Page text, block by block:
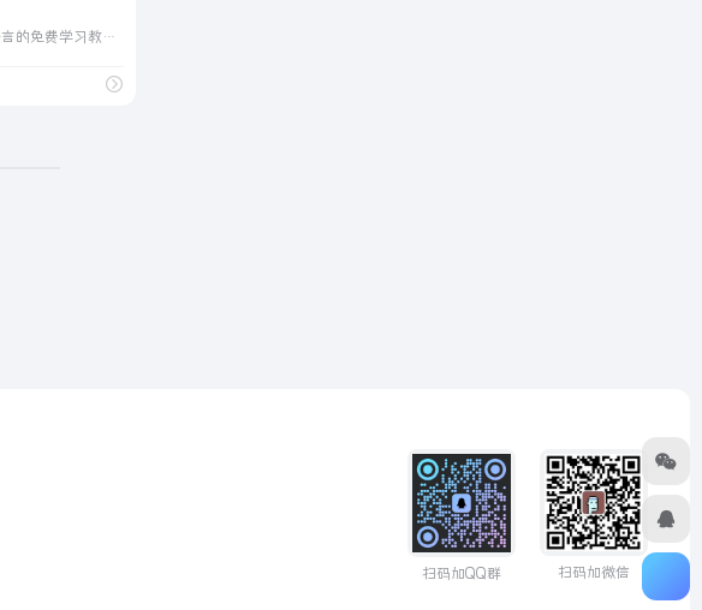
w3schools 在线教程提供主要网络编程语言的免费学习教程,参考资料和实例练习。涵盖HTML,CSS,JavaScript,Python,Java,C,C++,C#,SQL,PHP,Bootstrap,XML,AI,ChatGPT,Bard,人工智能,编程语言,数据库,大数据分析,编程工具,运维工具,通信技术等热门主题。
扫码加QQ群 扫码加微信